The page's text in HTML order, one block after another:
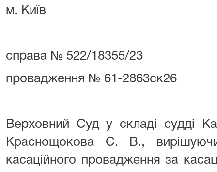
м. Київ
справа № 522/18355/23
провадження № 61-2863ск26
Верховний Суд у складі судді
Краснощокова Є. В.,
касаційного провадження за